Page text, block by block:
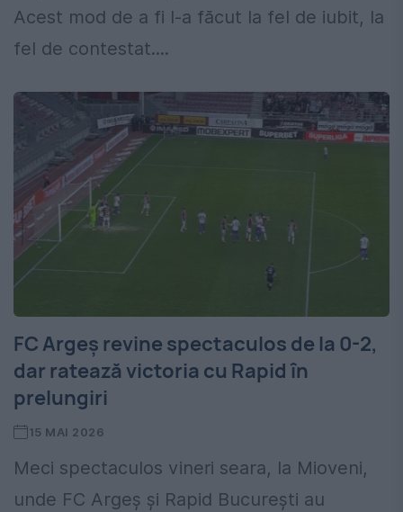
Acest mod de a fi l-a făcut la fel de iubit, la
fel de contestat....
FC Argeș revine spectaculos de la 0-2,
dar ratează victoria cu Rapid în
prelungiri
15 MAI 2026
Meci spectaculos vineri seara, la Mioveni,
unde FC Argeș și Rapid București au